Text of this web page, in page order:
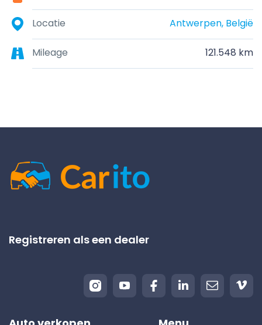
Locatie Antwerpen, België
Mileage 121.548 km
Registreren als een dealer